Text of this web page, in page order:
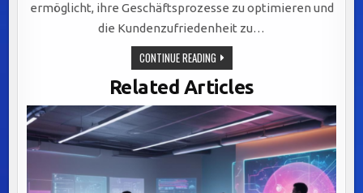
ermöglicht, ihre Geschäftsprozesse zu optimieren und
die Kundenzufriedenheit zu…
CONTINUE READINGOPTIMIERUNG
IM
BANKWESEN:
VORTEILE
DER
FRONT-
TO-
BACK-
INTEGRATION
FÜR
EFFIZIENZ
Related Articles